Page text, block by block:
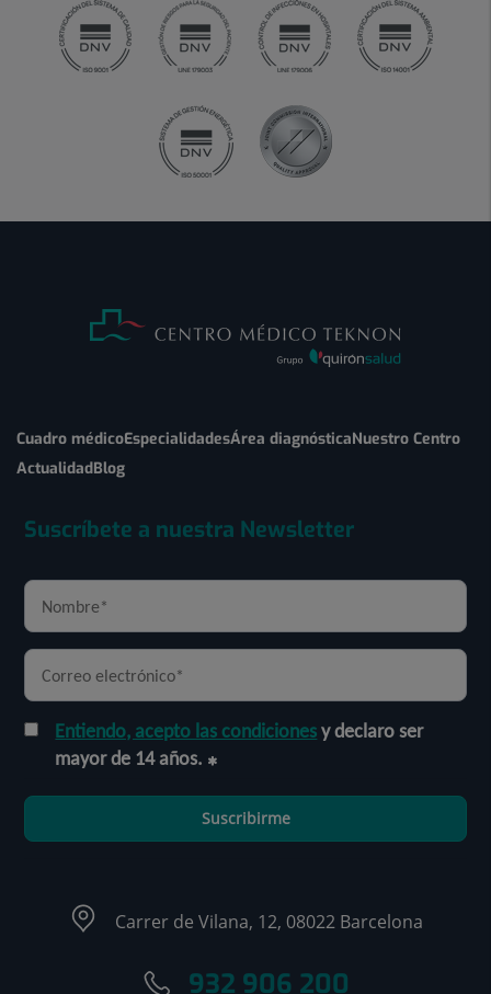
Cuadro médicoEspecialidadesÁrea diagnósticaNuestro Centro
ActualidadBlog
Suscríbete a nuestra Newsletter
Entiendo, acepto las condicionesy declaro ser
mayor de 14 años.
Suscribirme
Carrer de Vilana, 12, 08022 Barcelona
932 906 200